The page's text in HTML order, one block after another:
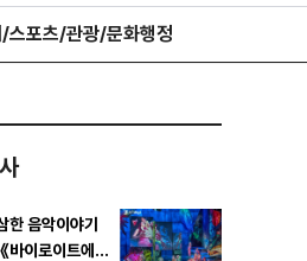
/스포츠/관광/문화행정
한 음악이야기
바이로이트에서